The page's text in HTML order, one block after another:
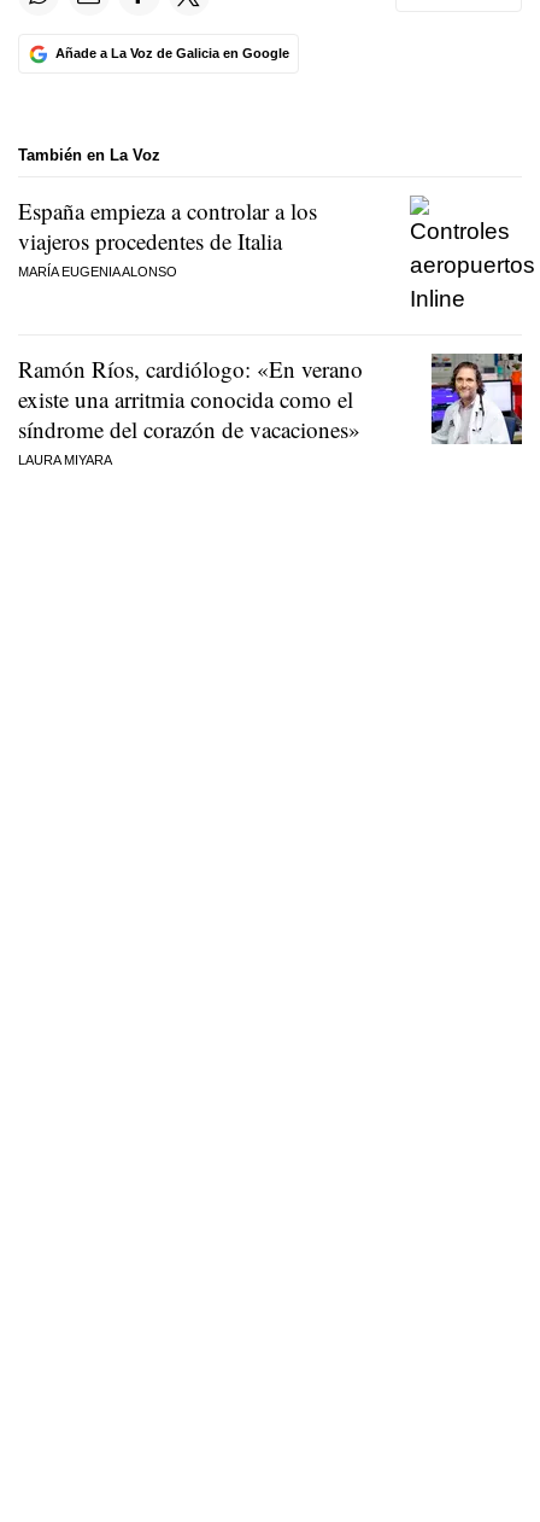
Añade a La Voz de Galicia en Google
También en La Voz
España empieza a controlar a los
viajeros procedentes de Italia
MARÍA EUGENIA ALONSO
Ramón Ríos, cardiólogo: «En verano
existe una arritmia conocida como el
síndrome del corazón de vacaciones»
LAURA MIYARA